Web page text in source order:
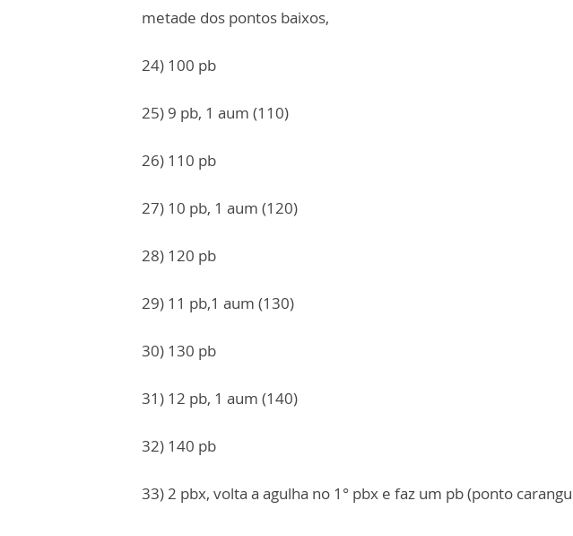
metade dos pontos baixos,
24) 100 pb
25) 9 pb, 1 aum (110)
26) 110 pb
27) 10 pb, 1 aum (120)
28) 120 pb
29) 11 pb,1 aum (130)
30) 130 pb
31) 12 pb, 1 aum (140)
32) 140 pb
33) 2 pbx, volta a agulha no 1° pbx e faz um pb (ponto